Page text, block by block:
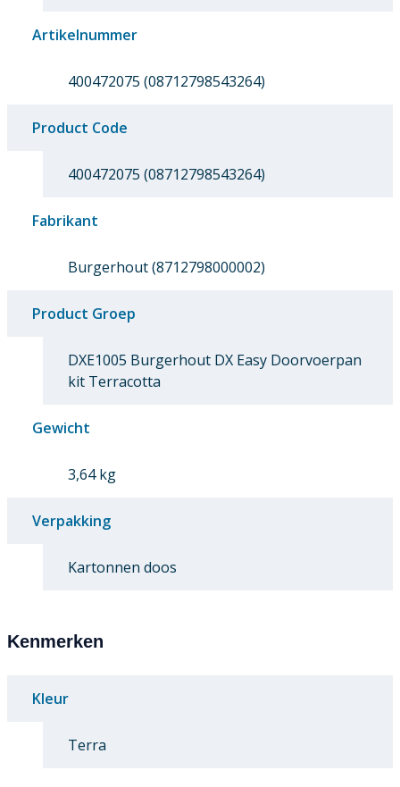
Artikelnummer
400472075 (08712798543264)
Product Code
400472075 (08712798543264)
Fabrikant
Burgerhout (8712798000002)
Product Groep
DXE1005 Burgerhout DX Easy Doorvoerpan
kit Terracotta
Gewicht
3,64 kg
Verpakking
Kartonnen doos
Kenmerken
Kleur
Terra